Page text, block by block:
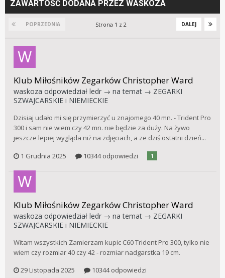
ZAWARTOŚĆ DODANA PRZEZ WASKOZA
POPRZEDNIA DALEJ
Strona 1 z 2
Klub Miłośników Zegarków Christopher Ward
waskoza odpowiedział ledr → na temat → ZEGARKI
SZWAJCARSKIE i NIEMIECKIE
Dzisiaj udało mi się przymierzyć u znajomego 40 mn. - Trident Pro
300 i sam nie wiem czy 42 mn. nie będzie za duży. Na żywo
jeszcze lepiej wygląda niż na zdjęciach, a ze dziś ostatni dzień...
1 Grudnia 2025
10344 odpowiedzi 1
Klub Miłośników Zegarków Christopher Ward
waskoza odpowiedział ledr → na temat → ZEGARKI
SZWAJCARSKIE i NIEMIECKIE
Witam wszystkich Zamierzam kupic C60 Trident Pro 300, tylko nie
wiem czy rozmiar 40 czy 42 - rozmiar nadgarstka 19 cm.
29 Listopada 2025
10344 odpowiedzi